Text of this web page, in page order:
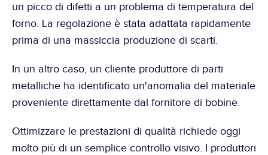
un picco di difetti a un problema di temperatura del
forno. La regolazione è stata adattata rapidamente
prima di una massiccia produzione di scarti.
In un altro caso, un cliente produttore di parti
metalliche ha identificato un'anomalia del materiale
proveniente direttamente dal fornitore di bobine.
Ottimizzare le prestazioni di qualità richiede oggi
molto più di un semplice controllo visivo. I produttori